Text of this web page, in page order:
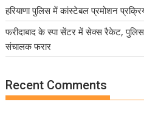
हरियाणा पुलिस में कांस्टेबल प्रमोशन
फरीदाबाद के स्पा सेंटर में सेक्स रैकेट, पुलिस
संचालक फरार
Recent Comments